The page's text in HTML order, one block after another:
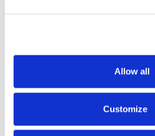
Allow all
Customize